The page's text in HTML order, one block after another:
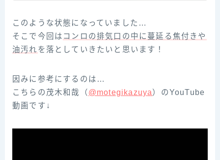
このような状態になっていました…
そこで今回は コンロの排気口の中に蔓延る焦付きや
油汚れ を落としていきたいと思います！
因みに参考にするのは…
こちらの茂木和哉（ @motegikazuya）のYouTube
動画です↓